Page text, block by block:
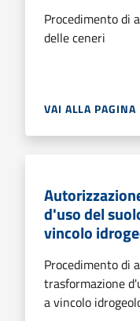
Procedimento di
delle ceneri
VAI ALLA PAGINA
d'uso del
vincolo
Procedimento di
trasformazione
a vincolo